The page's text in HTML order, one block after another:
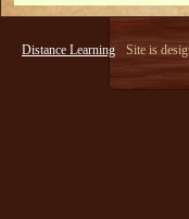
Distance Learning Site is